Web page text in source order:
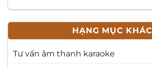
HẠNG MỤC KHÁC
Tư vấn âm thanh karaoke